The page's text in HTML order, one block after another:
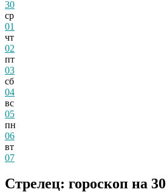
30
ср
01
чт
02
пт
03
сб
04
вс
05
пн
06
вт
07
Стрелец: гороскоп на